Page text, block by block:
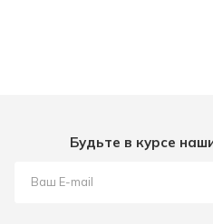
Будьте в курсе